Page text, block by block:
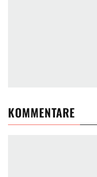
KOMMENTARE